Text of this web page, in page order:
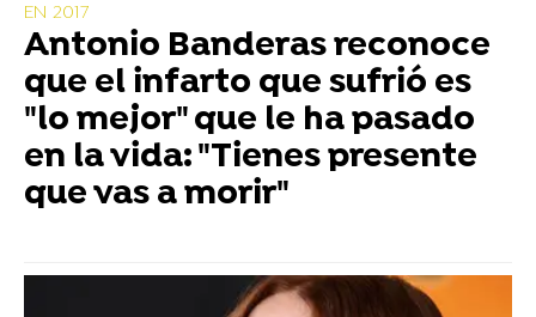
EN 2017
Antonio Banderas reconoce
que el infarto que sufrió es
"lo mejor" que le ha pasado
en la vida: "Tienes presente
que vas a morir"